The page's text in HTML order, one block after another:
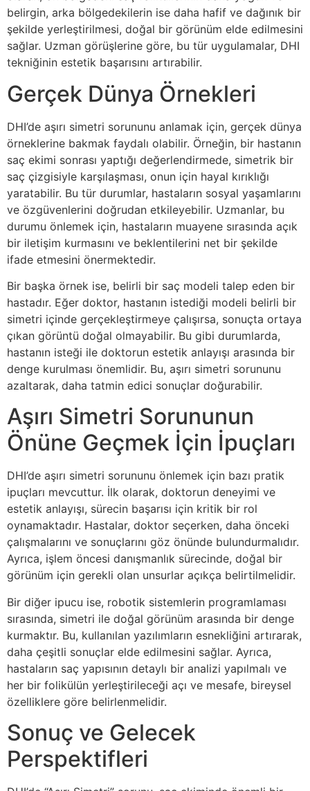
belirgin, arka bölgedekilerin ise daha hafif ve dağınık bir
şekilde yerleştirilmesi, doğal bir görünüm elde edilmesini
sağlar. Uzman görüşlerine göre, bu tür uygulamalar, DHI
tekniğinin estetik başarısını artırabilir.
Gerçek Dünya Örnekleri
DHI’de aşırı simetri sorununu anlamak için, gerçek dünya
örneklerine bakmak faydalı olabilir. Örneğin, bir hastanın
saç ekimi sonrası yaptığı değerlendirmede, simetrik bir
saç çizgisiyle karşılaşması, onun için hayal kırıklığı
yaratabilir. Bu tür durumlar, hastaların sosyal yaşamlarını
ve özgüvenlerini doğrudan etkileyebilir. Uzmanlar, bu
durumu önlemek için, hastaların muayene sırasında açık
bir iletişim kurmasını ve beklentilerini net bir şekilde
ifade etmesini önermektedir.
Bir başka örnek ise, belirli bir saç modeli talep eden bir
hastadır. Eğer doktor, hastanın istediği modeli belirli bir
simetri içinde gerçekleştirmeye çalışırsa, sonuçta ortaya
çıkan görüntü doğal olmayabilir. Bu gibi durumlarda,
hastanın isteği ile doktorun estetik anlayışı arasında bir
denge kurulması önemlidir. Bu, aşırı simetri sorununu
azaltarak, daha tatmin edici sonuçlar doğurabilir.
Aşırı Simetri Sorununun
Önüne Geçmek İçin İpuçları
DHI’de aşırı simetri sorununu önlemek için bazı pratik
ipuçları mevcuttur. İlk olarak, doktorun deneyimi ve
estetik anlayışı, sürecin başarısı için kritik bir rol
oynamaktadır. Hastalar, doktor seçerken, daha önceki
çalışmalarını ve sonuçlarını göz önünde bulundurmalıdır.
Ayrıca, işlem öncesi danışmanlık sürecinde, doğal bir
görünüm için gerekli olan unsurlar açıkça belirtilmelidir.
Bir diğer ipucu ise, robotik sistemlerin programlaması
sırasında, simetri ile doğal görünüm arasında bir denge
kurmaktır. Bu, kullanılan yazılımların esnekliğini artırarak,
daha çeşitli sonuçlar elde edilmesini sağlar. Ayrıca,
hastaların saç yapısının detaylı bir analizi yapılmalı ve
her bir folikülün yerleştirileceği açı ve mesafe, bireysel
özelliklere göre belirlenmelidir.
Sonuç ve Gelecek
Perspektifleri